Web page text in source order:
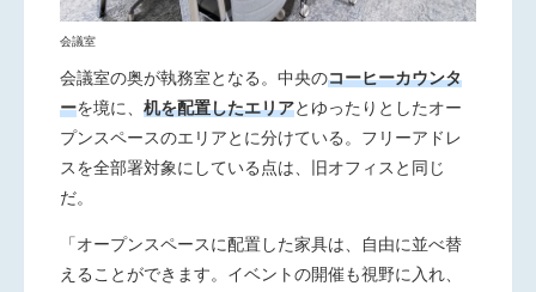
会議室
会議室の奥が執務室となる。中央のコーヒーカウンタ
ーを境に、 机を配置したエリアとゆったりとしたオー
プンスペースのエリアとに分けている。フリーアドレ
スを全部署対象にしている点は、旧オフィスと同じ
だ。
「オープンスペースに配置した家具は、自由に並べ替
えることができます。イベントの開催も視野に入れ、